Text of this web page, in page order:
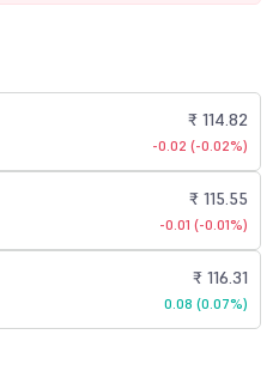
₹ 114.82
-0.02 (-0.02%)
₹ 115.55
-0.01 (-0.01%)
₹ 116.31
0.08 (0.07%)